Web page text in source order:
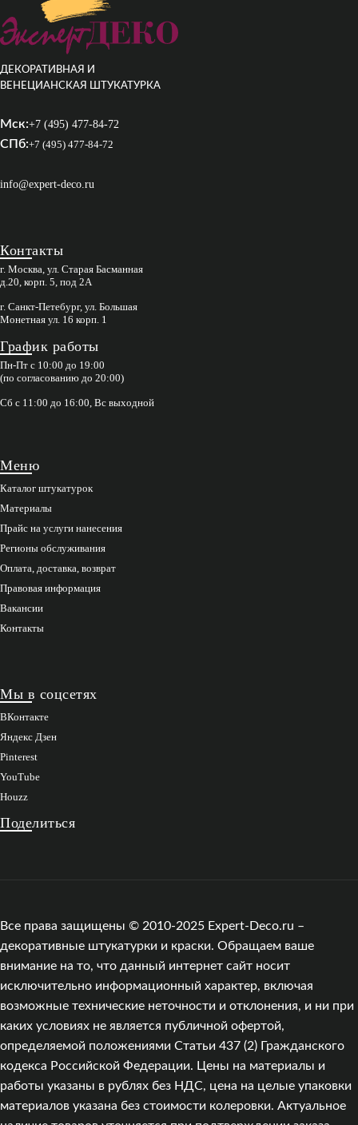
ДЕКОРАТИВНАЯ И
ВЕНЕЦИАНСКАЯ ШТУКАТУРКА
Мск:+7 (495) 477-84-72
СПб:+7 (495) 477-84-72
info@expert-deco.ru
Контакты
г. Москва, ул. Старая Басманная
д.20, корп. 5, под 2А
г. Санкт-Петебург, ул. Большая
Монетная ул. 16 корп. 1
График работы
Пн-Пт с 10:00 до 19:00
(по согласованию до 20:00)
Сб с 11:00 до 16:00, Вс выходной
Меню
Каталог штукатурок
Материалы
Прайс на услуги нанесения
Регионы обслуживания
Оплата, доставка, возврат
Правовая информация
Вакансии
Контакты
Мы в соцсетях
ВКонтакте
Яндекс Дзен
Pinterest
YouTube
Houzz
Поделиться
Все права защищены © 2010-2025 Expert-Deco.ru –
декоративные штукатурки и краски. Обращаем ваше
внимание на то, что данный интернет сайт носит
исключительно информационный характер, включая
возможные технические неточности и отклонения, и ни при
каких условиях не является публичной офертой,
определяемой положениями Статьи 437 (2) Гражданского
кодекса Российской Федерации. Цены на материалы и
работы указаны в рублях без НДС, цена на целые упаковки
материалов указана без стоимости колеровки. Актуальное